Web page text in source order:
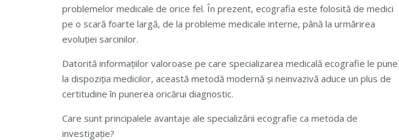
problemelor medicale de orice fel. În prezent, ecografia este folosită de medici
pe o scară foarte largă, de la probleme medicale interne, până la urmărirea
evoluției sarcinilor.
Datorită informațiilor valoroase pe care specializarea medicală ecografie le pune
la dispoziția medicilor, această metodă modernă și neinvazivă aduce un plus de
certitudine în punerea oricărui diagnostic.
Care sunt principalele avantaje ale specializării ecografie ca metoda de
investigație?